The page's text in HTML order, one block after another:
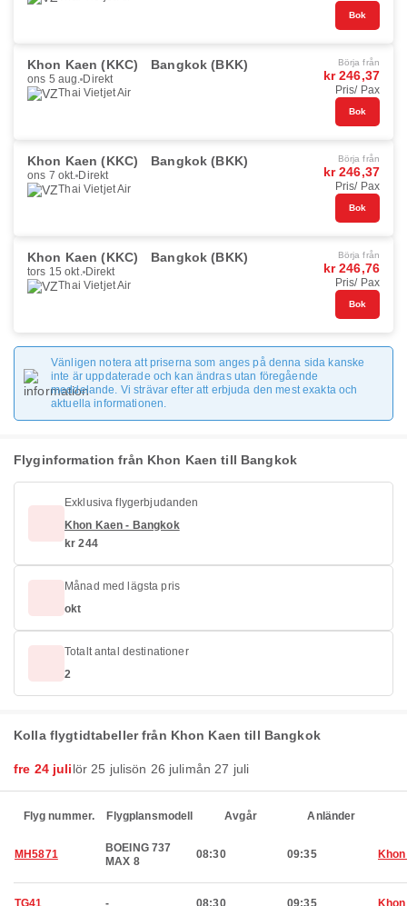
Bok
Khon Kaen (KKC) Bangkok (BKK)
ons 5 aug. Direkt
Thai Vietjet Air
Börja från
kr 246,37
Pris/ Pax
Bok
Khon Kaen (KKC) Bangkok (BKK)
ons 7 okt. Direkt
Thai Vietjet Air
Börja från
kr 246,37
Pris/ Pax
Bok
Khon Kaen (KKC) Bangkok (BKK)
tors 15 okt. Direkt
Thai Vietjet Air
Börja från
kr 246,76
Pris/ Pax
Bok
Vänligen notera att priserna som anges på denna sida kanske
inte är uppdaterade och kan ändras utan föregående
meddelande. Vi strävar efter att erbjuda den mest exakta och
aktuella informationen.
Flyginformation från Khon Kaen till Bangkok
Exklusiva flygerbjudanden
Khon Kaen - Bangkok
kr 244
Månad med lägsta pris
okt
Totalt antal destinationer
2
Kolla flygtidtabeller från Khon Kaen till Bangkok
fre 24 julilör 25 julisön 26 julimån 27 juli
Flyg nummer. Flygplansmodell Avgår Anländer
MH5871
BOEING 737
MAX 8
08:30 09:35
TG41 - 08:30 09:35